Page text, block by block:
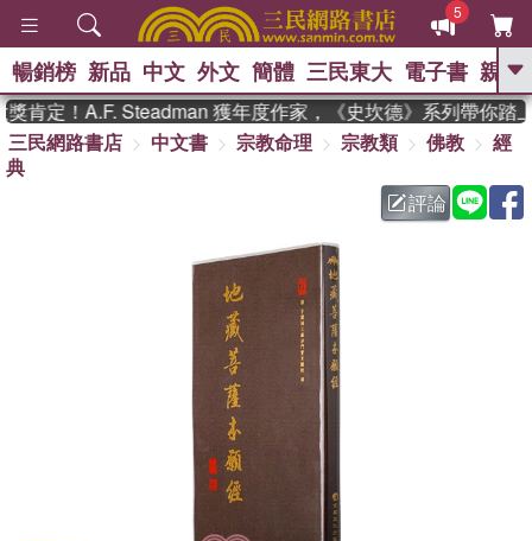
5
GO
熱搜： 東野圭吾 、 高希均教授回憶錄
暑期推薦 、 國際布克
方念華 、 台灣的李
登輝時代 、 數學女孩：黎曼猜想
偉大的迷走神經
暢銷榜 新品 中文 外文 簡體 三民東大 電子書 親子
肯定！A.F. Steadman 獲年度作家，《史坎德》系列帶你踏上
三民網路書店
中文書 宗教命理 宗教類 佛教
經
典
評論